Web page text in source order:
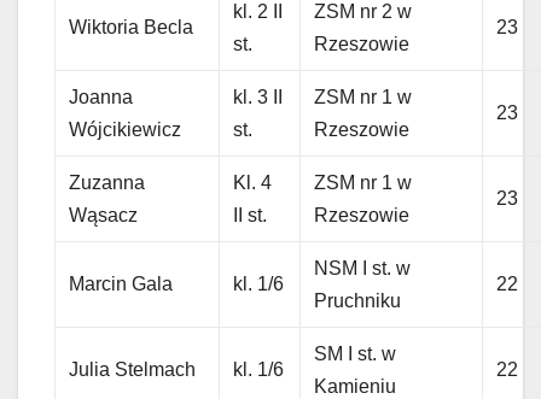
Wiktoria Becla
kl. 2 II
st.
ZSM nr 2 w
Rzeszowie
23
Joanna
Wójcikiewicz
kl. 3 II
st.
ZSM nr 1 w
Rzeszowie
23
Zuzanna
Wąsacz
Kl. 4
II st.
ZSM nr 1 w
Rzeszowie
23
Marcin Gala kl. 1/6
NSM I st. w
Pruchniku
22
Julia Stelmach kl. 1/6
SM I st. w
Kamieniu
22